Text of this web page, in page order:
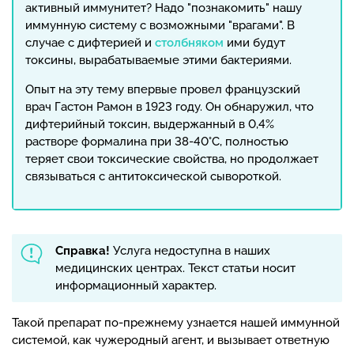
активный иммунитет? Надо "познакомить" нашу
иммунную систему с возможными "врагами". В
случае с дифтерией и столбняком ими будут
токсины, вырабатываемые этими бактериями.
Опыт на эту тему впервые провел французский
врач Гастон Рамон в 1923 году. Он обнаружил, что
дифтерийный токсин, выдержанный в 0,4%
растворе формалина при 38-40°С, полностью
теряет свои токсические свойства, но продолжает
связываться с антитоксической сывороткой.
Справка! Услуга недоступна в наших
медицинских центрах. Текст статьи носит
информационный характер.
Такой препарат по-прежнему узнается нашей иммунной
системой, как чужеродный агент, и вызывает ответную